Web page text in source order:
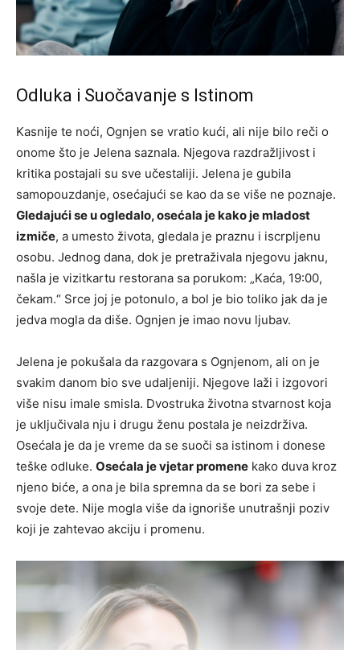
Odluka i Suočavanje s Istinom
Kasnije te noći, Ognjen se vratio kući, ali nije bilo reči o
onome što je Jelena saznala. Njegova razdražljivost i
kritika postajali su sve učestaliji. Jelena je gubila
samopouzdanje, osećajući se kao da se više ne poznaje.
Gledajući se u ogledalo, osećala je kako je mladost
izmiče, a umesto života, gledala je praznu i iscrpljenu
osobu. Jednog dana, dok je pretraživala njegovu jaknu,
našla je vizitkartu restorana sa porukom: „Kaća, 19:00,
čekam.“ Srce joj je potonulo, a bol je bio toliko jak da je
jedva mogla da diše. Ognjen je imao novu ljubav.
Jelena je pokušala da razgovara s Ognjenom, ali on je
svakim danom bio sve udaljeniji. Njegove laži i izgovori
više nisu imale smisla. Dvostruka životna stvarnost koja
je uključivala nju i drugu ženu postala je neizdrživa.
Osećala je da je vreme da se suoči sa istinom i donese
teške odluke. Osećala je vjetar promene kako duva kroz
njeno biće, a ona je bila spremna da se bori za sebe i
svoje dete. Nije mogla više da ignoriše unutrašnji poziv
koji je zahtevao akciju i promenu.